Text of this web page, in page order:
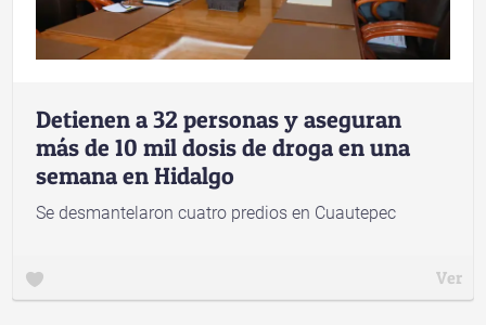
Detienen a 32 personas y aseguran
más de 10 mil dosis de droga en una
semana en Hidalgo
Se desmantelaron cuatro predios en Cuautepec
Ver